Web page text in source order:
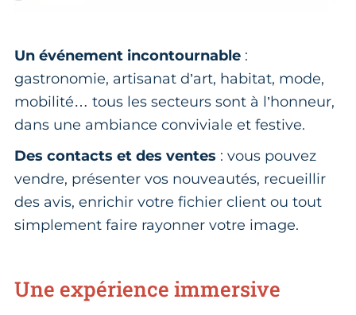
Un événement incontournable :
gastronomie, artisanat d’art, habitat, mode,
mobilité… tous les secteurs sont à l’honneur,
dans une ambiance conviviale et festive.
Des contacts et des ventes : vous pouvez
vendre, présenter vos nouveautés, recueillir
des avis, enrichir votre fichier client ou tout
simplement faire rayonner votre image.
Une expérience immersive